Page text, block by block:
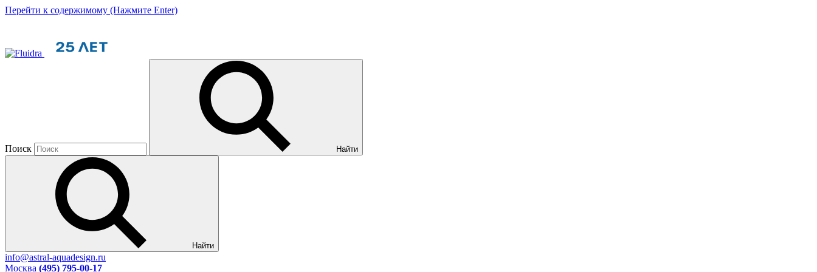
Перейти к содержимому (Нажмите Enter)
Поиск Найти
Найти
info@astral-aquadesign.ru
Москва (495) 795-00-17